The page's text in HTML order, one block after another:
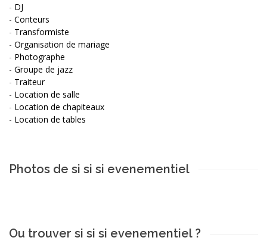
- DJ
- Conteurs
- Transformiste
- Organisation de mariage
- Photographe
- Groupe de jazz
- Traiteur
- Location de salle
- Location de chapiteaux
- Location de tables
Photos de si si si evenementiel
Ou trouver si si si evenementiel ?